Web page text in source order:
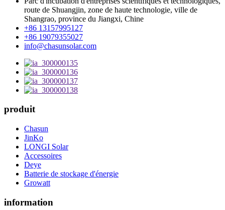
route de Shuangjin, zone de haute technologie, ville de
Shangrao, province du Jiangxi, Chine
+86 13157995127
+86 19079355027
info@chasunsolar.com
produit
Chasun
JinKo
LONGI Solar
Accessoires
Deye
Batterie de stockage d'énergie
Growatt
information